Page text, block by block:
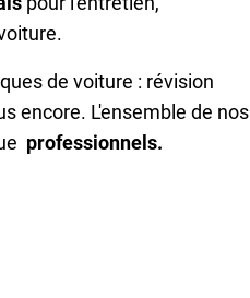
de voiture : révision
encore. L'ensemble de nos
professionnels.